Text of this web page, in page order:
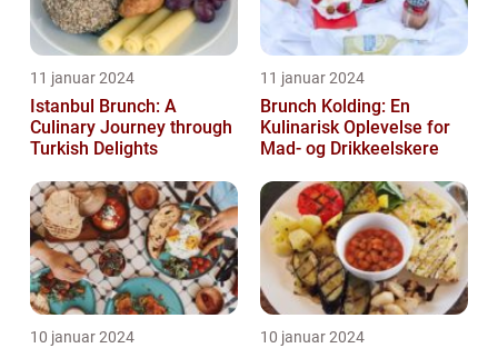
11 januar 2024
Istanbul Brunch: A
Culinary Journey through
Turkish Delights
11 januar 2024
Brunch Kolding: En
Kulinarisk Oplevelse for
Mad- og Drikkeelskere
10 januar 2024 10 januar 2024